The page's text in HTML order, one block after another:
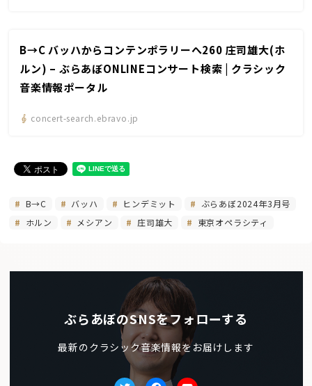
B→C バッハからコンテンポラリーへ260 庄司雄大(ホ
ルン) – ぶらあぼONLINEコンサート検索 | クラシック
音楽情報ポータル
concert-search.ebravo.jp
B→C バッハ ヒンデミット
ぶらあぼ2024年3月号
ホルン
メシアン 庄司雄大 東京オペラシティ
ぶらあぼのSNSをフォローする
最新のクラシック音楽情報をお届けします